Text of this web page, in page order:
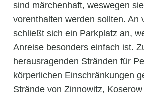
sind märchenhaft, weswegen
vorenthalten werden sollten. An
schließt sich ein Parkplatz an,
Anreise besonders einfach ist.
herausragenden Stränden für
körperlichen Einschränkungen
Strände von Zinnowitz, Koserow